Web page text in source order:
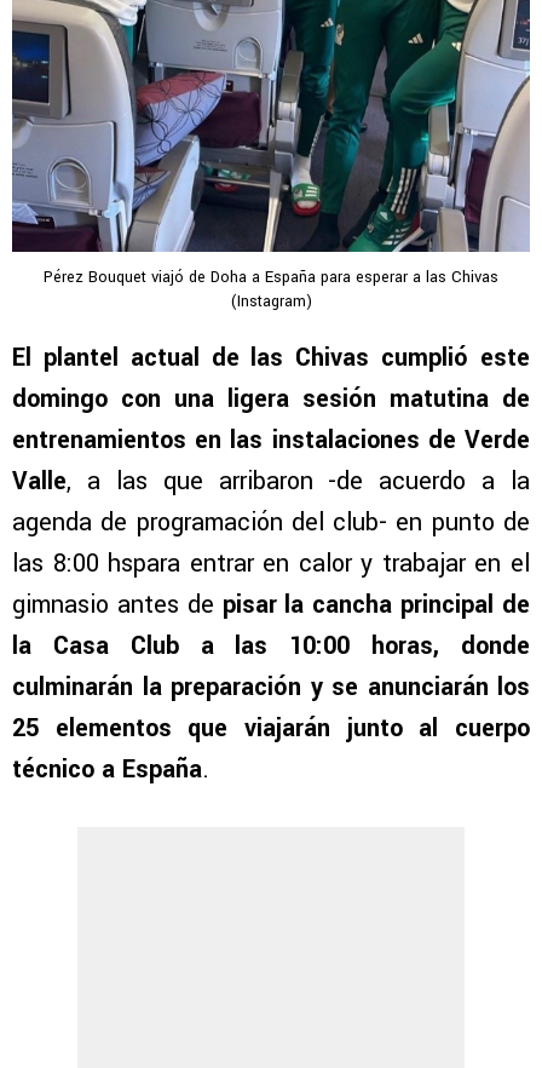
Pérez Bouquet viajó de Doha a España para esperar a las Chivas
(Instagram)
El plantel actual de las Chivas cumplió este
domingo con una ligera sesión matutina de
entrenamientos en las instalaciones de Verde
Valle, a las que arribaron -de acuerdo a la
agenda de programación del club- en punto de
las 8:00 hspara entrar en calor y trabajar en el
gimnasio antes de pisar la cancha principal de
la Casa Club a las 10:00 horas, donde
culminarán la preparación y se anunciarán los
25 elementos que viajarán junto al cuerpo
técnico a España.